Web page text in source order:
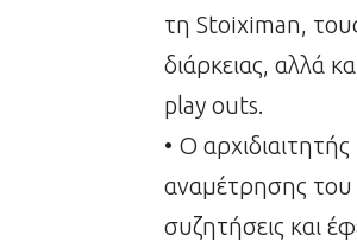
τη Stoiximan,
διάρκειας, αλλά
play outs.
• Ο
αναμέτρησης
συζητήσεις και